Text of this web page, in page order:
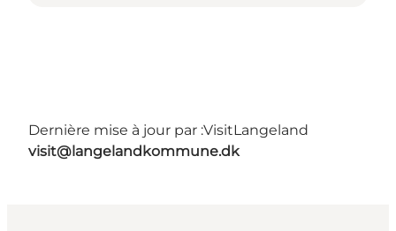
Dernière mise à jour par :VisitLangeland
visit@langelandkommune.dk